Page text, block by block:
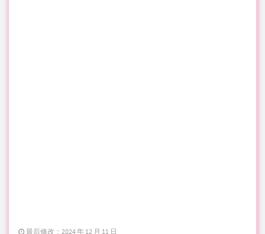
最后修改：2024 年 12 月 11 日